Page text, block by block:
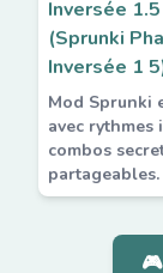
Inversée 1.5
(Sprunki
Inversée 1
Mod Sprunki
avec rythmes
combos
partageables.
🎮